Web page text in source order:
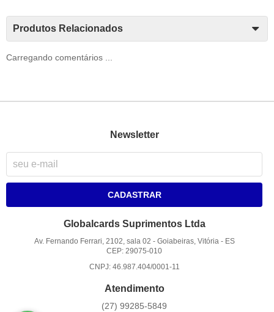
Produtos Relacionados
Carregando comentários ...
Newsletter
CADASTRAR
Globalcards Suprimentos Ltda
Av. Fernando Ferrari, 2102, sala 02 - Goiabeiras, Vitória- ES
CEP: 29075-010
CNPJ: 46.987.404/0001-11
Atendimento
(27) 99285-5849